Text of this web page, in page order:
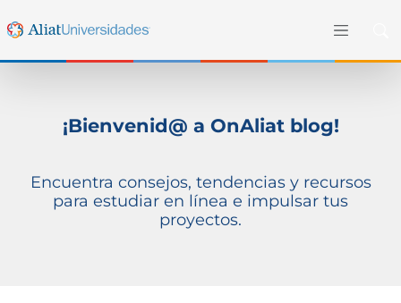
¡Bienvenid@ a OnAliat blog!
Encuentra consejos, tendencias y recursos
para estudiar en línea e impulsar tus
proyectos.